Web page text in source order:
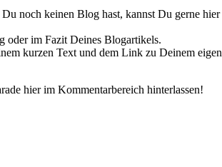
Du noch keinen Blog hast, kannst Du gerne
oder im Fazit Deines Blogartikels.
kurzen Text und dem Link zu Deinem
hier im Kommentarbereich hinterlassen!